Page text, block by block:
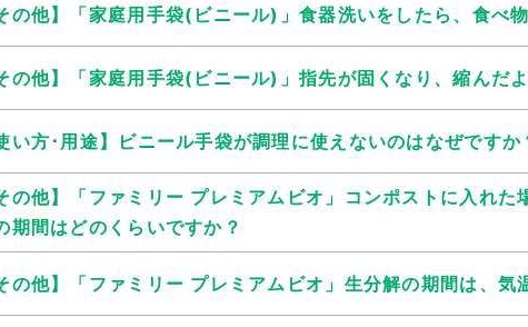
の他】「家庭用手袋(ビニール)」食器洗いをしたら、食べ
の他】「家庭用手袋(ビニール)」指先が固くなり、縮んだ
い方･用途】ビニール手袋が調理に使えないのはなぜですか
の他】「ファミリー プレミアムビオ」コンポストに入れ
期間はどのくらいですか？
の他】「ファミリー プレミアムビオ」生分解の期間は、